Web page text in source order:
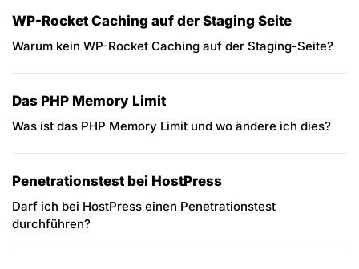
WP-Rocket Caching auf der Staging Seite
Warum kein WP-Rocket Caching auf der Staging-Seite?
Das PHP Memory Limit
Was ist das PHP Memory Limit und wo ändere ich dies?
Penetrationstest bei HostPress
Darf ich bei HostPress einen Penetrationstest
durchführen?